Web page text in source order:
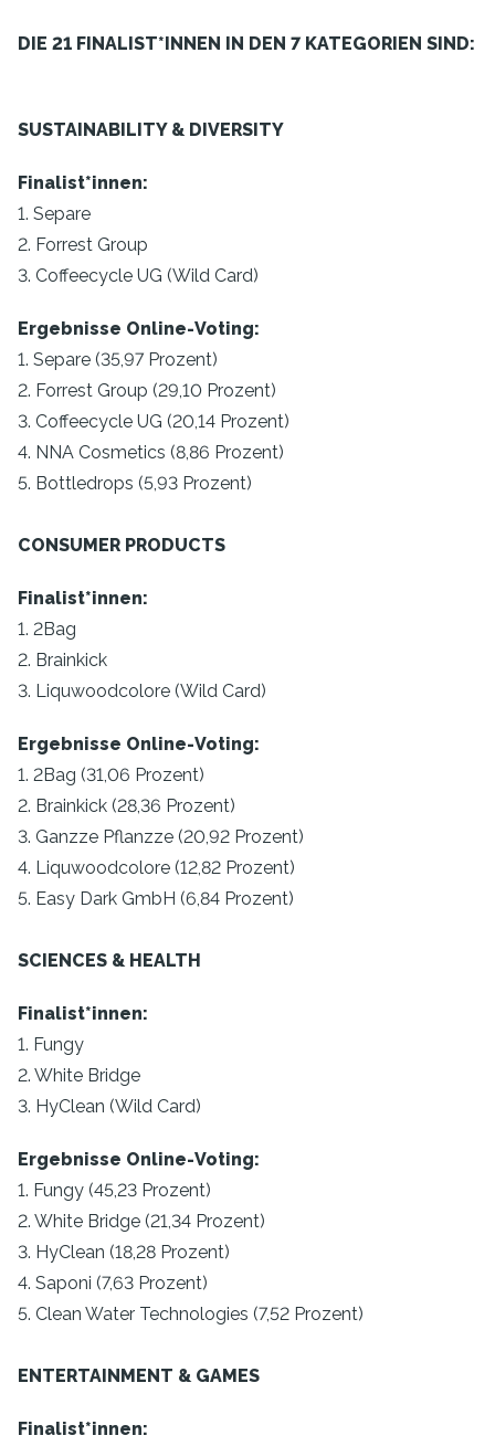
DIE 21 FINALIST*INNEN IN DEN 7 KATEGORIEN SIND:
SUSTAINABILITY & DIVERSITY
Finalist*innen:
1. Separe
2. Forrest Group
3. Coffeecycle UG (Wild Card)
Ergebnisse Online-Voting:
1. Separe (35,97 Prozent)
2. Forrest Group (29,10 Prozent)
3. Coffeecycle UG (20,14 Prozent)
4. NNA Cosmetics (8,86 Prozent)
5. Bottledrops (5,93 Prozent)
CONSUMER PRODUCTS
Finalist*innen:
1. 2Bag
2. Brainkick
3. Liquwoodcolore (Wild Card)
Ergebnisse Online-Voting:
1. 2Bag (31,06 Prozent)
2. Brainkick (28,36 Prozent)
3. Ganzze Pflanzze (20,92 Prozent)
4. Liquwoodcolore (12,82 Prozent)
5. Easy Dark GmbH (6,84 Prozent)
SCIENCES & HEALTH
Finalist*innen:
1. Fungy
2. White Bridge
3. HyClean (Wild Card)
Ergebnisse Online-Voting:
1. Fungy (45,23 Prozent)
2. White Bridge (21,34 Prozent)
3. HyClean (18,28 Prozent)
4. Saponi (7,63 Prozent)
5. Clean Water Technologies (7,52 Prozent)
ENTERTAINMENT & GAMES
Finalist*innen: